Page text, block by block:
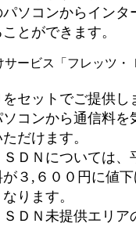
ソコンからインタ
とができます。
ービス「フレッツ・
セットでご提供し
コンから通信料を
だけます。
ＤＮについては、
３,６００円に値
ります。
ＤＮ未提供エリア